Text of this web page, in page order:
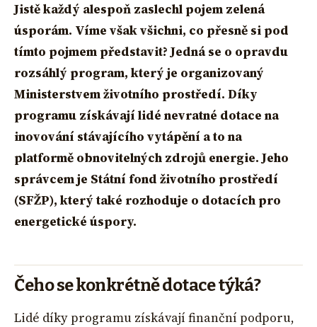
Jistě každý alespoň zaslechl pojem zelená
úsporám. Víme však všichni, co přesně si pod
tímto pojmem představit? Jedná se o opravdu
rozsáhlý program, který je organizovaný
Ministerstvem životního prostředí. Díky
programu získávají lidé nevratné dotace na
inovování stávajícího vytápění a to na
platformě obnovitelných zdrojů energie. Jeho
správcem je Státní fond životního prostředí
(SFŽP), který také rozhoduje o dotacích pro
energetické úspory.
Čeho se konkrétně dotace týká?
Lidé díky programu získávají finanční podporu,